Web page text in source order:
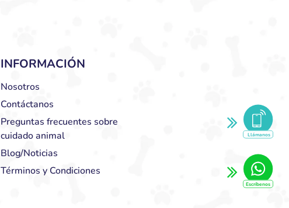
INFORMACIÓN
Nosotros
Contáctanos
Preguntas frecuentes sobre
cuidado animal
Blog/Noticias
Términos y Condiciones
Llámanos
Escríbenos